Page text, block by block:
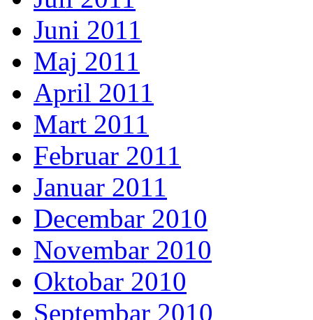
Juni 2011
Maj 2011
April 2011
Mart 2011
Februar 2011
Januar 2011
Decembar 2010
Novembar 2010
Oktobar 2010
Septembar 2010